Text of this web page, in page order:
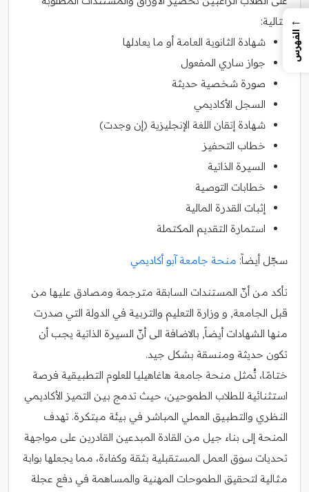
التالية:
شهادة الثانوية العامة أو ما يعادلها
جواز ساري المفعول
صورة شخصية حديثة
السجل الأكاديمي
شهادة إتقان اللغة الإنجليزية (إن وجدت)
خطاب التحفيز
السيرة الذاتية
خطابات التوصية
إثبات القدرة المالية
استمارة التقديم المكتملة
سجّل أيضاً: منحة جامعة آبو أكاديمي
تأكد من أنّ المستندات السابقة مترجمة ومصادق عليها من
قبل الجامعة, و وزارة التعليم والتربية في الدولة التي صدرت
منها الشهادات أيضاً, بالاضافة الى أنّ السيرة الذاتية يجب أن
تكون حديثة ومنسقة بشكل جيد.
ختامًا، تُمثل منحة جامعة هاغاهيليا للعلوم التطبيقية فرصة
استثنائية للطلاب الطموحين، حيث تدمج بين التميز الأكاديمي
النظري والتطبيق العملي المباشر في بيئة مبتكرة. تهدف
المنحة إلى بناء جيل من القادة المبدعين القادرين على مواجهة
تحديات سوق العمل المستقبلية بثقة وكفاءة، مما يجعلها بوابة
مثالية لتحقيق الطموحات المهنية والمساهمة في دفع عجلة
←
الفهرس